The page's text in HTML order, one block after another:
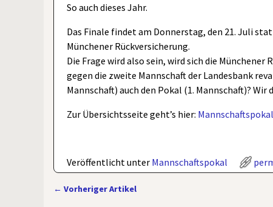
So auch dieses Jahr.
Das Finale findet am Donnerstag, den 21. Juli
Münchener Rückversicherung.
Die Frage wird also sein, wird sich die
gegen die zweite Mannschaft der Landesbank
Mannschaft) auch den Pokal (1. Mannschaft)? Wir
Zur Übersichtsseite geht’s hier:
Veröffentlicht unter Mannschaftspokal
← Vorheriger Artikel